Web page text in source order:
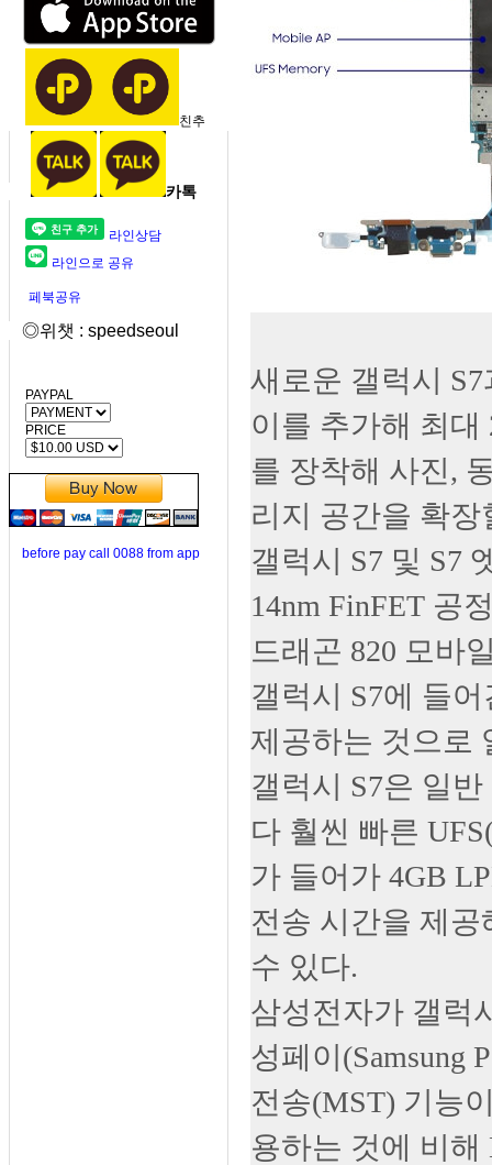
친추
카톡
라인상담
라인으로 공유
페북공유
◎위챗 : speedseoul
PAYPAL
PRICE
before pay call 0088 from app
새로운 갤럭시
이를 추가해 최대
를 장착해 사진,
리지 공간을 확장
갤럭시 S7 및 S7
14nm FinFET 공
드래곤 820 모바
갤럭시 S7에 들
제공하는 것으로
갤럭시 S7은 일
다 훨씬 빠른
가 들어가 4GB
전송 시간을 제
수 있다.
삼성전자가 갤럭
성페이(Samsung
전송(MST) 기능
용하는 것에 비